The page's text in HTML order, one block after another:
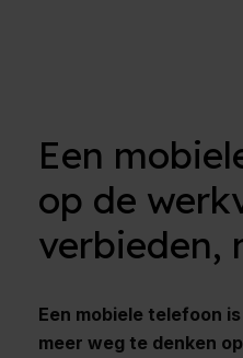
Een
op de
verbieden,
Een mobiele telefoon
meer weg te denken